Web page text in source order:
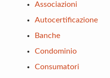
Associazioni
Autocertificazione
Banche
Condominio
Consumatori